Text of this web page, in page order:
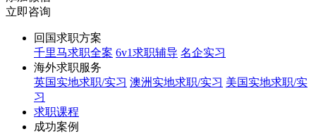
立即咨询
回国求职方案
千里马求职全案 6v1求职辅导 名企实习
海外求职服务
英国实地求职/实习 澳洲实地求职/实习 美国实地求职/实
习
求职课程
成功案例